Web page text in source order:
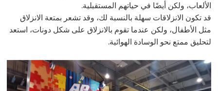
الألعاب، ولكن أيضًا في حياتهم المستقبلية.
قد تكون الانزلاقات سهلة بالنسبة لك، وقد تشعر بمتعة الانزلاق
مثل الأطفال، ولكن عندما تقوم بالانزلاق على شكل دونات، استعد
لتحليق ممتع نحو الوسادة الهوائية.